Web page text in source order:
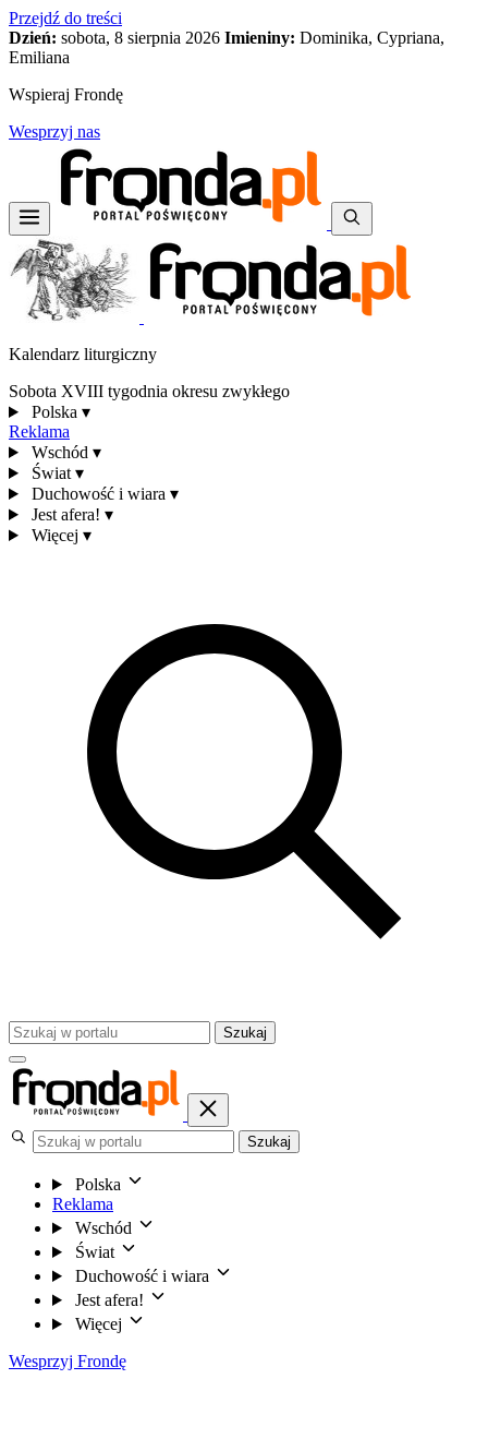
Przejdź do treści
Dzień: sobota, 8 sierpnia 2026 Imieniny: Dominika, Cypriana,
Emiliana
Wspieraj Frondę
Wesprzyj nas
Kalendarz liturgiczny
Sobota XVIII tygodnia okresu zwykłego
Polska ▾
Reklama
Wschód ▾
Świat ▾
Duchowość i wiara ▾
Jest afera! ▾
Więcej ▾
Szukaj
Szukaj
Polska
Reklama
Wschód
Świat
Duchowość i wiara
Jest afera!
Więcej
Wesprzyj Frondę